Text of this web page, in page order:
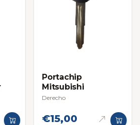
Portachip
Mitsubishi
Derecho
€15,00